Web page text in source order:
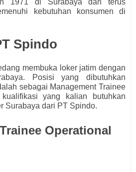
1971 di Surabaya dan terus
kebutuhan konsumen di
Spindo
membuka loker jatim dengan
Posisi yang dibutuhkan
sebagai Management Trainee
kualifikasi yang kalian butuhkan
Surabaya dari PT Spindo.
Operational